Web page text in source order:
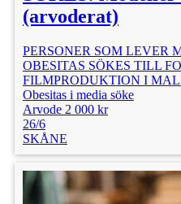
(arvoderat)
PERSONER SOM LEVER
OBESITAS SÖKES TILL
FILMPRODUKTION I
Obesitas i media söke
Arvode 2 000 kr
26/6
SKÅNE